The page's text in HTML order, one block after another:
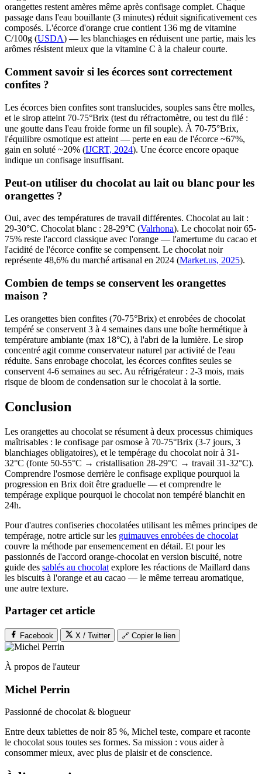
orangettes restent amères même après confisage complet. Chaque
passage dans l'eau bouillante (3 minutes) réduit significativement ces
composés. L'écorce d'orange crue contient 136 mg de vitamine
C/100g (USDA) — les blanchiages en réduisent une partie, mais les
arômes résistent mieux que la vitamine C à la chaleur courte.
Comment savoir si les écorces sont correctement
confites ?
Les écorces bien confites sont translucides, souples sans être molles,
et le sirop atteint 70-75°Brix (test du réfractomètre, ou test du filé :
une goutte dans l'eau froide forme un fil souple). À 70-75°Brix,
l'équilibre osmotique est atteint — perte en eau de l'écorce ~67%,
gain en soluté ~20% (IJCRT, 2024). Une écorce encore opaque
indique un confisage insuffisant.
Peut-on utiliser du chocolat au lait ou blanc pour les
orangettes ?
Oui, avec des températures de travail différentes. Chocolat au lait :
29-30°C. Chocolat blanc : 28-29°C (Valrhona). Le chocolat noir 65-
75% reste l'accord classique avec l'orange — l'amertume du cacao et
l'acidité de l'écorce confite se compensent. Le chocolat noir
représente 48,6% du marché artisanal en 2024 (Market.us, 2025).
Combien de temps se conservent les orangettes
maison ?
Les orangettes bien confites (70-75°Brix) et enrobées de chocolat
tempéré se conservent 3 à 4 semaines dans une boîte hermétique à
température ambiante (max 18°C), à l'abri de la lumière. Le sirop
concentré agit comme conservateur naturel par activité de l'eau
réduite. Sans enrobage chocolat, les écorces confites seules se
conservent 4-6 semaines au sec. Au réfrigérateur : 2-3 mois, mais
risque de bloom de condensation sur le chocolat à la sortie.
Conclusion
Les orangettes au chocolat se résument à deux processus chimiques
maîtrisables : le confisage par osmose à 70-75°Brix (3-7 jours, 3
blanchiages obligatoires), et le tempérage du chocolat noir à 31-
32°C (fonte 50-55°C → cristallisation 28-29°C → travail 31-32°C).
Comprendre l'osmose derrière le confisage explique pourquoi la
progression en Brix doit être graduelle — et comprendre le
tempérage explique pourquoi le chocolat non tempéré blanchit en
24h.
Pour d'autres confiseries chocolatées utilisant les mêmes principes de
tempérage, notre article sur les guimauves enrobées de chocolat
couvre la méthode par ensemencement en détail. Et pour les
passionnés de l'accord orange-chocolat en version biscuité, notre
guide des sablés au chocolat explore les réactions de Maillard dans
les biscuits à l'orange et au cacao — le même terreau aromatique,
une autre texture.
Partager cet article
Facebook X / Twitter 🔗 Copier le lien
À propos de l'auteur
Michel Perrin
Passionné de chocolat & blogueur
Entre deux tablettes de noir 85 %, Michel teste, compare et raconte
le chocolat sous toutes ses formes. Sa mission : vous aider à
consommer mieux, avec plus de plaisir et de conscience.